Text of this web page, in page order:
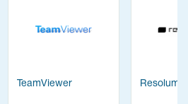
TeamViewer Resolume